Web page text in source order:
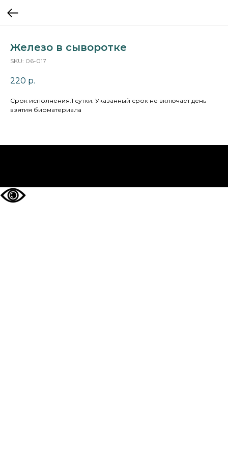
Железо в сыворотке
SKU: 06-017
220 р.
Cрок исполнения:1 сутки. Указанный срок не включает день
взятия биоматериала